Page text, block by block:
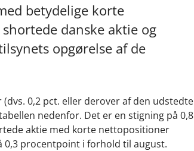
betydelige korte
danske aktie og
opgørelse af de
0,2 pct. eller derover af den udstedte
nedenfor. Det er en stigning på 0,8
aktie med korte nettopositioner
0,3 procentpoint i forhold til august.